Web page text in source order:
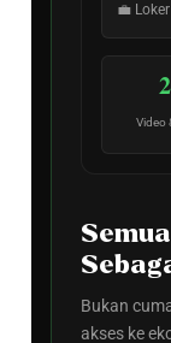
💼
Video
Bukan
akses ke